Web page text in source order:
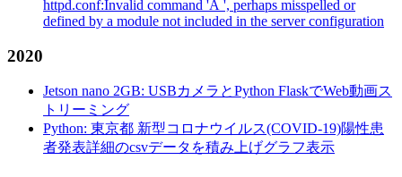
httpd.conf:Invalid command 'Â ', perhaps misspelled or
defined by a module not included in the server configuration
2020
Jetson nano 2GB: USBカメラとPython FlaskでWeb動画ス
トリーミング
Python: 東京都 新型コロナウイルス(COVID-19)陽性患
者発表詳細のcsvデータを積み上げグラフ表示